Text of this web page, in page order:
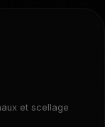
et scellage